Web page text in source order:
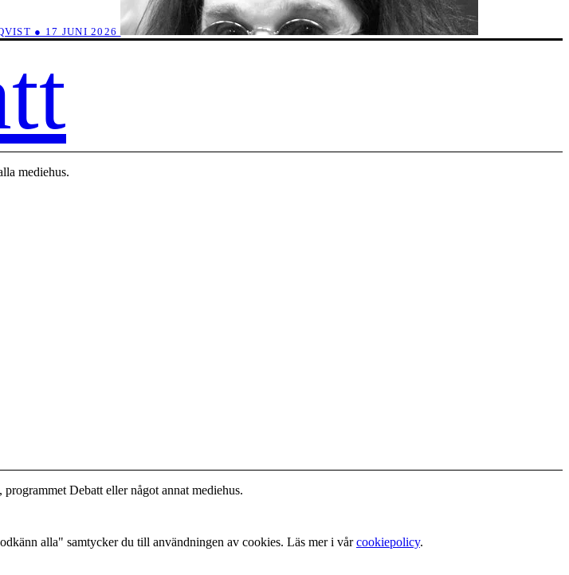
● 17 JUNI 2026
mediehus.
Debatt eller något annat mediehus.
alla" samtycker du till användningen av cookies. Läs mer i vårcookiepolicy.